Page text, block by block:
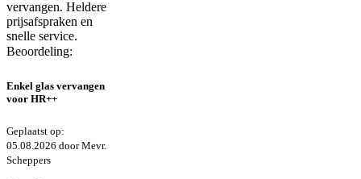
vervangen. Heldere
prijsafspraken en
snelle service.
Beoordeling:
Enkel glas vervangen
voor HR++
Geplaatst op:
05.08.2026 door Mevr.
Scheppers